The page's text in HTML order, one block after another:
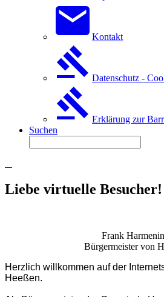
Kontakt
Datenschutz -
Erklärung zur
Suchen
Liebe virtuelle Besucher!
Frank
Bürgermeister von
Herzlich willkommen auf der
Heeßen.